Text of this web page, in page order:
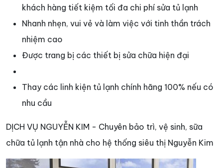
khách hàng tiết kiệm tối đa chi phí sửa tủ lạnh
Nhanh nhẹn, vui vẻ và làm việc với tinh thần trách
nhiệm cao
Được trang bị các thiết bị sửa chữa hiện đại
Thay các linh kiện tủ lạnh chính hãng 100% nếu có
nhu cầu
DỊCH VỤ NGUYỄN KIM - Chuyên bảo trì, vệ sinh, sữa
chữa tủ lạnh tận nhà cho hệ thống siêu thị Nguyễn Kim